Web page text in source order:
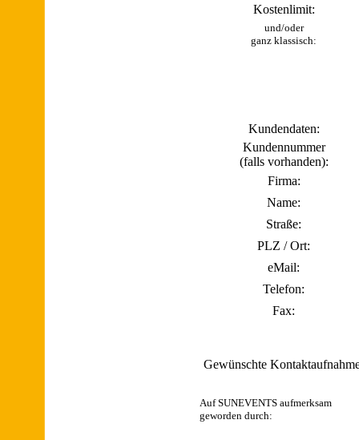
Kostenlimit:
und/oder
ganz klassisch:
Kundendaten:
Kundennummer
(falls vorhanden):
Firma:
Name:
Straße:
PLZ / Ort:
eMail:
Telefon:
Fax:
Gewünschte
Auf SUNEVENTS aufmerksam
geworden durch: